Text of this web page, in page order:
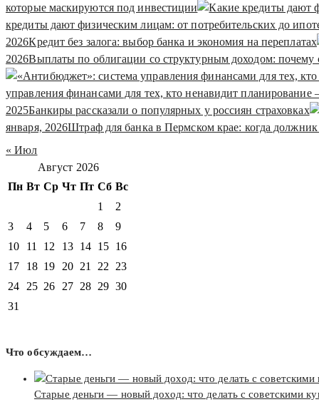
которые маскируются под инвестиции
кредиты дают физическим лицам: от потребительских до
2026Кредит без залога: выбор банка и экономия на переплатах
2026Выплаты по облигации со структурным доходом: почему
управления финансами для тех, кто ненавидит планирование
2025Банкиры рассказали о популярных у россиян страховках
января, 2026Штраф для банка в Пермском крае: когда
« Июл
Август 2026
Пн Вт Ср Чт Пт Сб Вс
1
2
3
4 5 6 7 8
9
10
11 12 13 14 15 16
17
18 19 20 21 22
23
24
25 26 27 28 29 30
31
Что обсуждаем…
Старые деньги — новый доход: что делать с советскими